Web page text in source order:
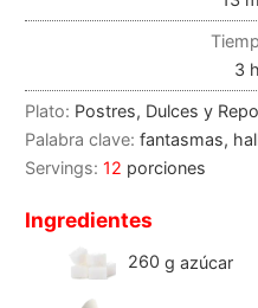
3
Plato: Postres, Dulces y
Palabra clave: fantasmas,
Servings: 12 porciones
Ingredientes
260 g azúcar